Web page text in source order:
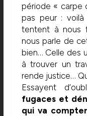
période « carpe
pas peur :
tentent à nous
nous parle de
bien… Celle des
à trouver un
rende justice…
Essayent
fugaces et
qui va